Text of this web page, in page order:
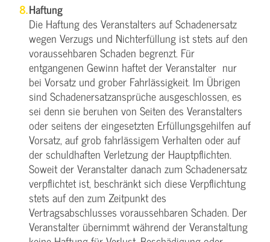
Haftung
Die Haftung des Veranstalters auf Schadenersatz
wegen Verzugs und Nichterfüllung ist stets auf den
voraussehbaren Schaden begrenzt. Für
entgangenen Gewinn haftet der Veranstalter nur
bei Vorsatz und grober Fahrlässigkeit. Im Übrigen
sind Schadenersatzansprüche ausgeschlossen, es
sei denn sie beruhen von Seiten des Veranstalters
oder seitens der eingesetzten Erfüllungsgehilfen auf
Vorsatz, auf grob fahrlässigem Verhalten oder auf
der schuldhaften Verletzung der Hauptpflichten.
Soweit der Veranstalter danach zum Schadenersatz
verpflichtet ist, beschränkt sich diese Verpflichtung
stets auf den zum Zeitpunkt des
Vertragsabschlusses voraussehbaren Schaden. Der
Veranstalter übernimmt während der Veranstaltung